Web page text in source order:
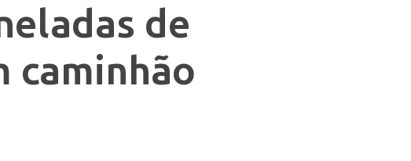
de
caminhão